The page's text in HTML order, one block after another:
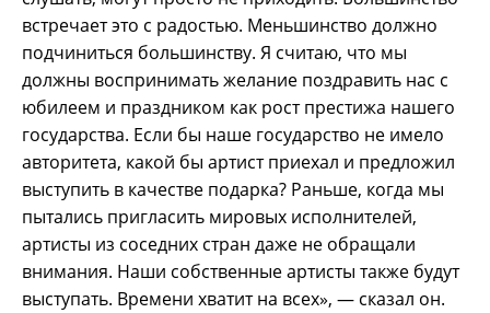
встречает это с радостью. Меньшинство должно
подчиниться большинству. Я считаю, что мы
должны воспринимать желание поздравить нас с
юбилеем и праздником как рост престижа нашего
государства. Если бы наше государство не имело
авторитета, какой бы артист приехал и предложил
выступить в качестве подарка? Раньше, когда мы
пытались пригласить мировых исполнителей,
артисты из соседних стран даже не обращали
внимания. Наши собственные артисты также будут
выступать. Времени хватит на всех», — сказал он.